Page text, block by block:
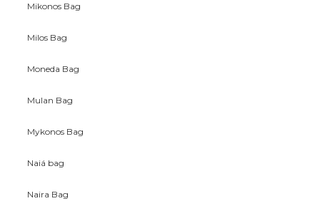
Mikonos Bag
Milos Bag
Moneda Bag
Mulan Bag
Mykonos Bag
Naiá bag
Naira Bag